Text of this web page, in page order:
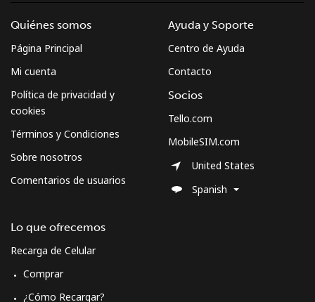
Quiénes somos
Página Principal
Mi cuenta
Política de privacidad y
cookies
Términos y Condiciones
Sobre nosotros
Comentarios de usuarios
Lo que ofrecemos
Recarga de Celular
Comprar
¿Cómo Recargar?
Ayuda y Soporte
Centro de Ayuda
Contacto
Socios
Tello.com
MobileSIM.com
United States
Spanish